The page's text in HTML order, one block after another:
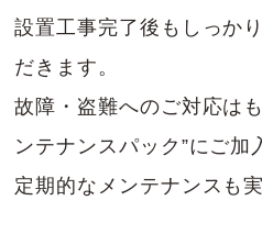
設置工事完了後もしっか
だきます。
故障・盗難へのご対応は
ンテナンスパック”にご加
定期的なメンテナンスも